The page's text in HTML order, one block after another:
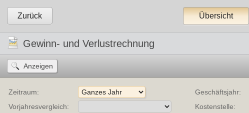
Zurück Übersicht
Gewinn- und Verlustrechnung
Zeitraum:
Geschäftsjahr:
Vorjahresvergleich:
Kostenstelle: